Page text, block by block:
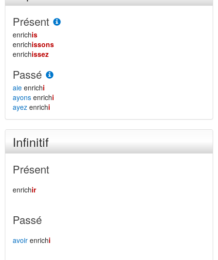
Présent
enrichis
enrichissons
enrichissez
Passé
aie enrichi
ayons enrichi
ayez enrichi
Infinitif
Présent
enrichir
Passé
avoir enrichi